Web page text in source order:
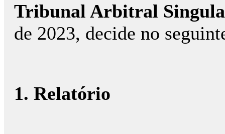
Tribunal Arbitral
de 2023, decide no
1. Relatório